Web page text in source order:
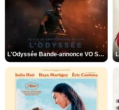
L'Odyssée Bande-annonce VO STFR